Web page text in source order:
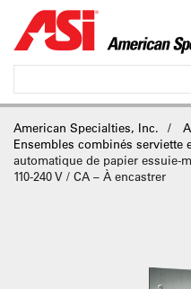
American Specialties, Inc.
Ensembles combinés serviette
automatique de papier
110-240 V / CA – À encastrer